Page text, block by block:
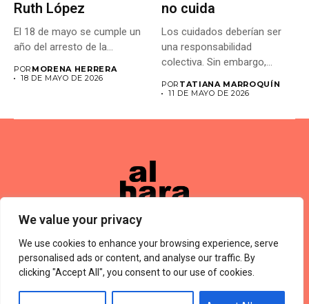
We value your privacy
We use cookies to enhance your browsing experience, serve
personalised ads or content, and analyse our traffic. By
clicking "Accept All", you consent to our use of cookies.
Ruth López
El 18 de mayo se cumple un
año del arresto de la...
POR MORENA HERRERA
18 DE MAYO DE 2026
no cuida
Los cuidados deberían ser
una responsabilidad
colectiva. Sin embargo,
POR TATIANA MARROQUÍN
11 DE MAYO DE 2026
Términos De UsoAbout UsPolítica De Privacidad
Private PolicyForums
© 2024 Alharaca